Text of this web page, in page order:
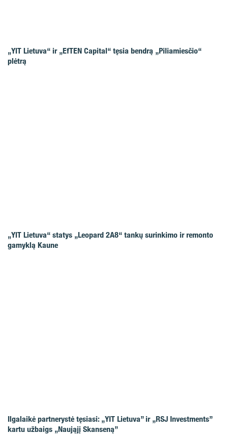
„YIT Lietuva“ ir „EfTEN Capital“ tęsia bendrą „Piliamiesčio“
plėtrą
„YIT Lietuva“ statys „Leopard 2A8“ tankų surinkimo ir remonto
gamyklą Kaune
Ilgalaikė partnerystė tęsiasi: „YIT Lietuva” ir „RSJ Investments”
kartu užbaigs „Naująjį Skanseną”